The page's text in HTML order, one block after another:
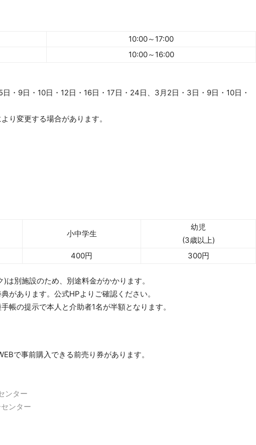
10:00～17:00
10:00～16:00
・9日・10日・12日・16日・17日・24日、3月2日・3日・9日・10日・
り変更する場合があります。
小中学生
幼児
(3歳以上)
400円 300円
は別施設のため、別途料金がかかります。
があります。公式HPよりご確認ください。
帳の提示で本人と介助者1名が半額となります。
で事前購入できる前売り券があります。
ンター
ンター